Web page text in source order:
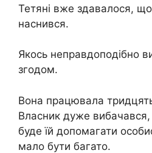
Тетяні вже здавалося,
наснився.
Якось неправдоподібно
згодом.
Вона працювала
Власник дуже
буде їй допомагати
мало бути багато.